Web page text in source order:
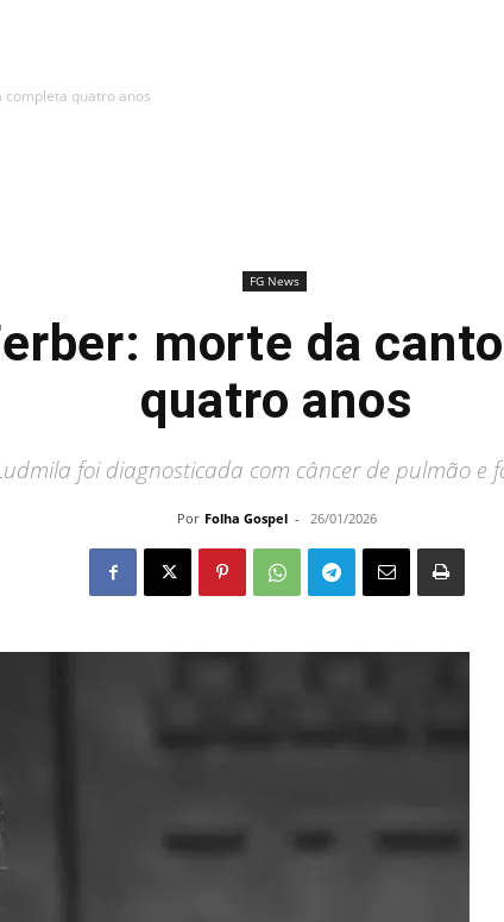
completa quatro anos
FG News
morte da
quatro anos
foi diagnosticada com câncer de pulmão e
Por Folha Gospel - 26/01/2026